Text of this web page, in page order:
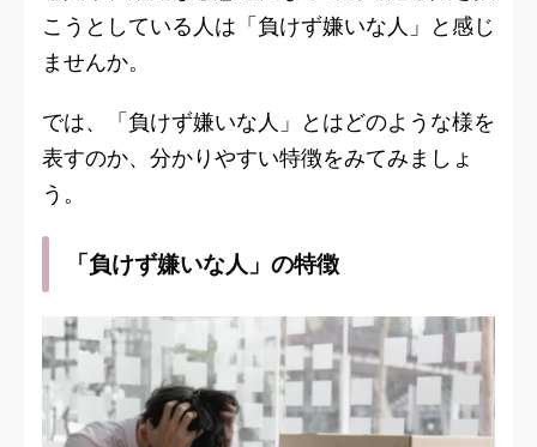
こうとしている人は「負けず嫌いな人」と感じ
ませんか。
では、「負けず嫌いな人」とはどのような様を
表すのか、分かりやすい特徴をみてみましょ
う。
「負けず嫌いな人」の特徴